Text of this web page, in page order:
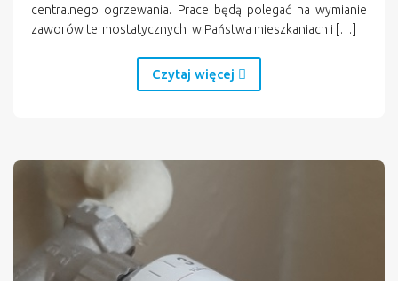
centralnego ogrzewania. Prace będą polegać na wymianie
zaworów termostatycznych w Państwa mieszkaniach i […]
Czytaj więcej